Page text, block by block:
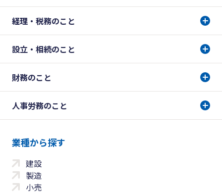
経理・税務のこと
設立・相続のこと
財務のこと
人事労務のこと
業種から探す
建設
製造
小売